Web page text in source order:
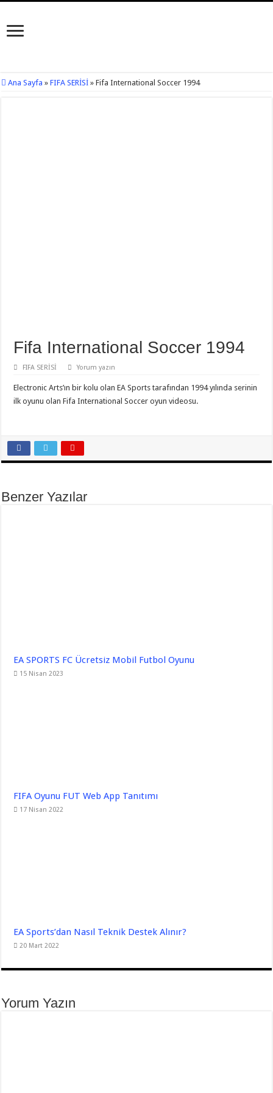
Ana Sayfa » FIFA SERİSİ » Fifa International Soccer 1994
Fifa International Soccer 1994
FIFA SERİSİ Yorum yazın
Electronic Arts’ın bir kolu olan EA Sports tarafından 1994 yılında serinin
ilk oyunu olan Fifa International Soccer oyun videosu.
Benzer Yazılar
EA SPORTS FC Ücretsiz Mobil Futbol Oyunu
15 Nisan 2023
FIFA Oyunu FUT Web App Tanıtımı
17 Nisan 2022
EA Sports’dan Nasıl Teknik Destek Alınır?
20 Mart 2022
Yorum Yazın